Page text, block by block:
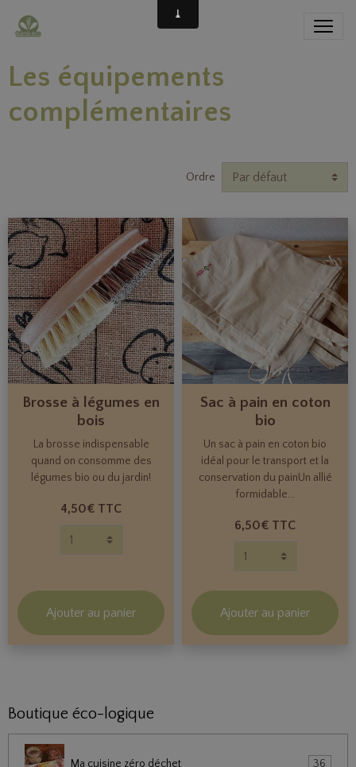
Les équipements
complémentaires
Ordre
Brosse à légumes en
bois
La brosse indispensable
quand on consomme des
légumes bio ou du jardin!
4,50€ TTC
Ajouter au panier
Sac à pain en coton
bio
Un sac à pain en coton bio
idéal pour le transport et la
conservation du painUn allié
formidable...
6,50€ TTC
Ajouter au panier
Boutique éco-logique
Ma cuisine zéro déchet 36